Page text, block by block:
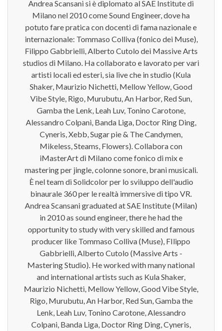
Andrea Scansani si è diplomato al SAE Institute di
Milano nel 2010 come Sound Engineer, dove ha
potuto fare pratica con docenti di fama nazionale e
internazionale: Tommaso Colliva (fonico dei Muse),
Filippo Gabbrielli, Alberto Cutolo dei Massive Arts
studios di Milano. Ha collaborato e lavorato per vari
artisti locali ed esteri, sia live che in studio (Kula
Shaker, Maurizio Nichetti, Mellow Yellow, Good
Vibe Style, Rigo, Murubutu, An Harbor, Red Sun,
Gamba the Lenk, Leah Luv, Tonino Carotone,
Alessandro Colpani, Banda Liga, Doctor Ring Ding,
Cyneris, Xebb, Sugar pie & The Candymen,
Mikeless, Steams, Flowers). Collabora con
iMasterArt di Milano come fonico di mix e
mastering per jingle, colonne sonore, brani musicali.
È nel team di Solidcolor per lo sviluppo dell'audio
binaurale 360 per le realtà immersive di tipo VR.
Andrea Scansani graduated at SAE Institute (Milan)
in 2010 as sound engineer, there he had the
opportunity to study with very skilled and famous
producer like Tommaso Colliva (Muse), FIlippo
Gabbrielli, Alberto Cutolo (Massive Arts -
Mastering Studio). He worked with many national
and international artists such as Kula Shaker,
Maurizio Nichetti, Mellow Yellow, Good Vibe Style,
Rigo, Murubutu, An Harbor, Red Sun, Gamba the
Lenk, Leah Luv, Tonino Carotone, Alessandro
Colpani, Banda Liga, Doctor Ring Ding, Cyneris,